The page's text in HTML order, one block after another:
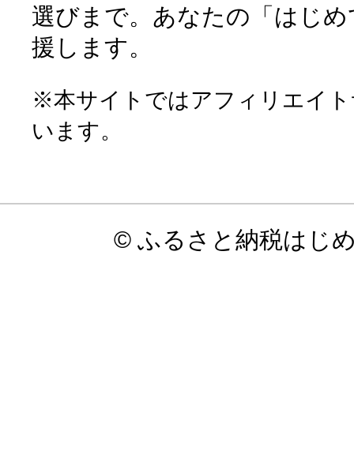
選びまで。あなたの「はじ
援します。
※本サイトではアフィリエイ
います。
© ふるさと納税はじ